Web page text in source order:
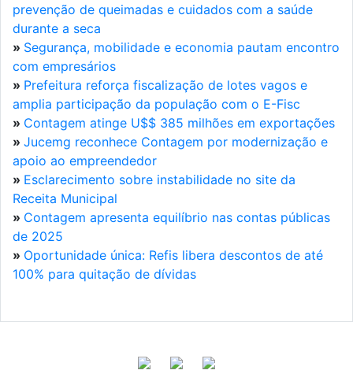
prevenção de queimadas e cuidados com a saúde
durante a seca
» Segurança, mobilidade e economia pautam encontro
com empresários
» Prefeitura reforça fiscalização de lotes vagos e
amplia participação da população com o E-Fisc
» Contagem atinge U$$ 385 milhões em exportações
» Jucemg reconhece Contagem por modernização e
apoio ao empreendedor
» Esclarecimento sobre instabilidade no site da
Receita Municipal
» Contagem apresenta equilíbrio nas contas públicas
de 2025
» Oportunidade única: Refis libera descontos de até
100% para quitação de dívidas